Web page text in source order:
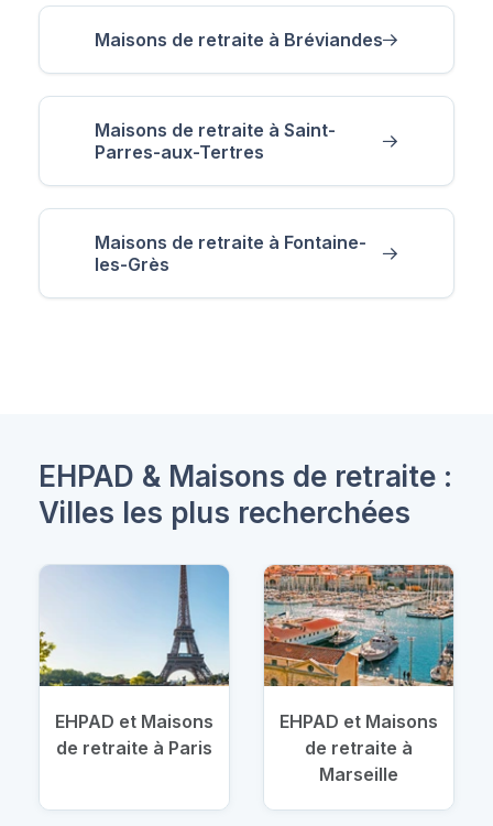
Maisons de retraite à Bréviandes
Maisons de retraite à Saint-
Parres-aux-Tertres
Maisons de retraite à Fontaine-
les-Grès
EHPAD & Maisons de retraite :
Villes les plus recherchées
EHPAD et Maisons
de retraite à Paris
EHPAD et Maisons
de retraite à
Marseille